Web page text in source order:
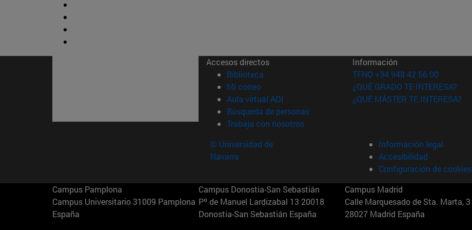
Accesos directos
Biblioteca (abre en nueva ventana)
Mi correo(abre en nueva ventana)
Aula virtual ADI (abre en nueva ventana)
Búsqueda de personas(abre en nueva ventana)
Trabaja con nosotros(abre en nueva ventana)
Información
TFNO +34 948 42 56 00
¿QUÉ GRADO TE INTERESA?
¿QUÉ MÁSTER TE INTERESA?
© Universidad de
Navarra
Información legal
Accesibilidad
Configuración de cookies
Campus Pamplona
Campus Universitario 31009 Pamplona
España
Campus Donostia-San Sebastián
Pº de Manuel Lardizabal 13 20018
Donostia-San Sebastián España
Campus Madrid
Calle Marquesado de Sta. Marta, 3
28027 Madrid España